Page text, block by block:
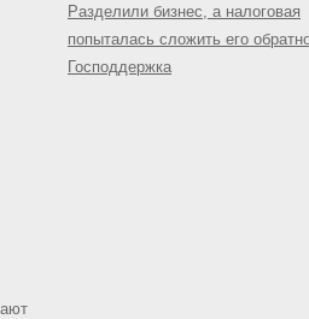
Разделили бизнес, а налоговая
попыталась сложить его
Господдержка